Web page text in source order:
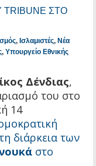
ΣΤΟ
, Ισλαμιστές, Νέα
, Υπουργείο Εθνικής
Δένδιας,
του στο
14
διάρκεια των
στο